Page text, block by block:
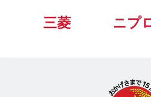
三菱
ニプ